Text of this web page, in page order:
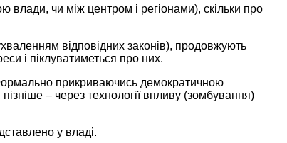
чи між центром і регіонами), скільки про
відповідних законів), продовжують
і піклуватиметься про них.
прикриваючись демократичною
– через технології впливу (зомбування)
у владі.